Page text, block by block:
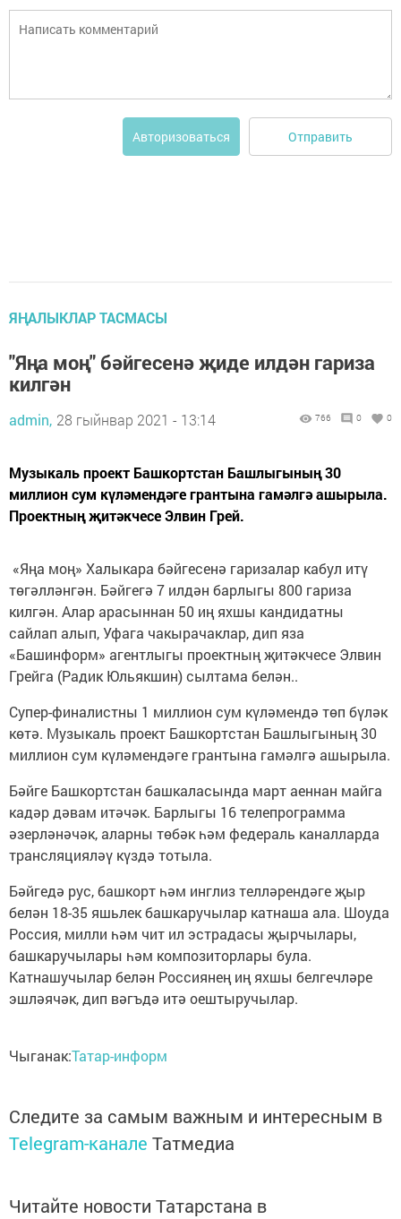
Авторизоваться Отправить
ЯҢАЛЫКЛАР ТАСМАСЫ
"Яңа моң" бәйгесенә җиде илдән гариза
килгән
admin, 28 гыйнвар 2021 - 13:14 766 0 0
Музыкаль проект Башкортстан Башлыгының 30
миллион сум күләмендәге грантына гамәлгә ашырыла.
Проектның җитәкчесе Элвин Грей.
«Яңа моң» Халыкара бәйгесенә гаризалар кабул итү
төгәлләнгән. Бәйгегә 7 илдән барлыгы 800 гариза
килгән. Алар арасыннан 50 иң яхшы кандидатны
сайлап алып, Уфага чакырачаклар, дип яза
«Башинформ» агентлыгы проектның җитәкчесе Элвин
Грейга (Радик Юльякшин) сылтама белән..
Супер-финалистны 1 миллион сум күләмендә төп бүләк
көтә. Музыкаль проект Башкортстан Башлыгының 30
миллион сум күләмендәге грантына гамәлгә ашырыла.
Бәйге Башкортстан башкаласында март аеннан майга
кадәр дәвам итәчәк. Барлыгы 16 телепрограмма
әзерләнәчәк, аларны төбәк һәм федераль каналларда
трансляцияләү күздә тотыла.
Бәйгедә рус, башкорт һәм инглиз телләрендәге җыр
белән 18-35 яшьлек башкаручылар катнаша ала. Шоуда
Россия, милли һәм чит ил эстрадасы җырчылары,
башкаручылары һәм композиторлары була.
Катнашучылар белән Россиянең иң яхшы белгечләре
эшләячәк, дип вәгъдә итә оештыручылар.
Чыганак:Татар-информ
Следите за самым важным и интересным в
Telegram-канале Татмедиа
Читайте новости Татарстана в